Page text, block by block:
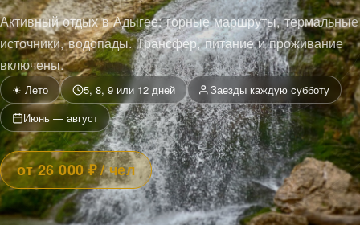
Активный отдых в Адыгее: горные маршруты, термальные
источники, водопады. Трансфер, питание и проживание
включены.
☀ Лето 5, 8, 9 или 12 дней
Заезды каждую субботу
Июнь — август
от 26 000 ₽ / чел